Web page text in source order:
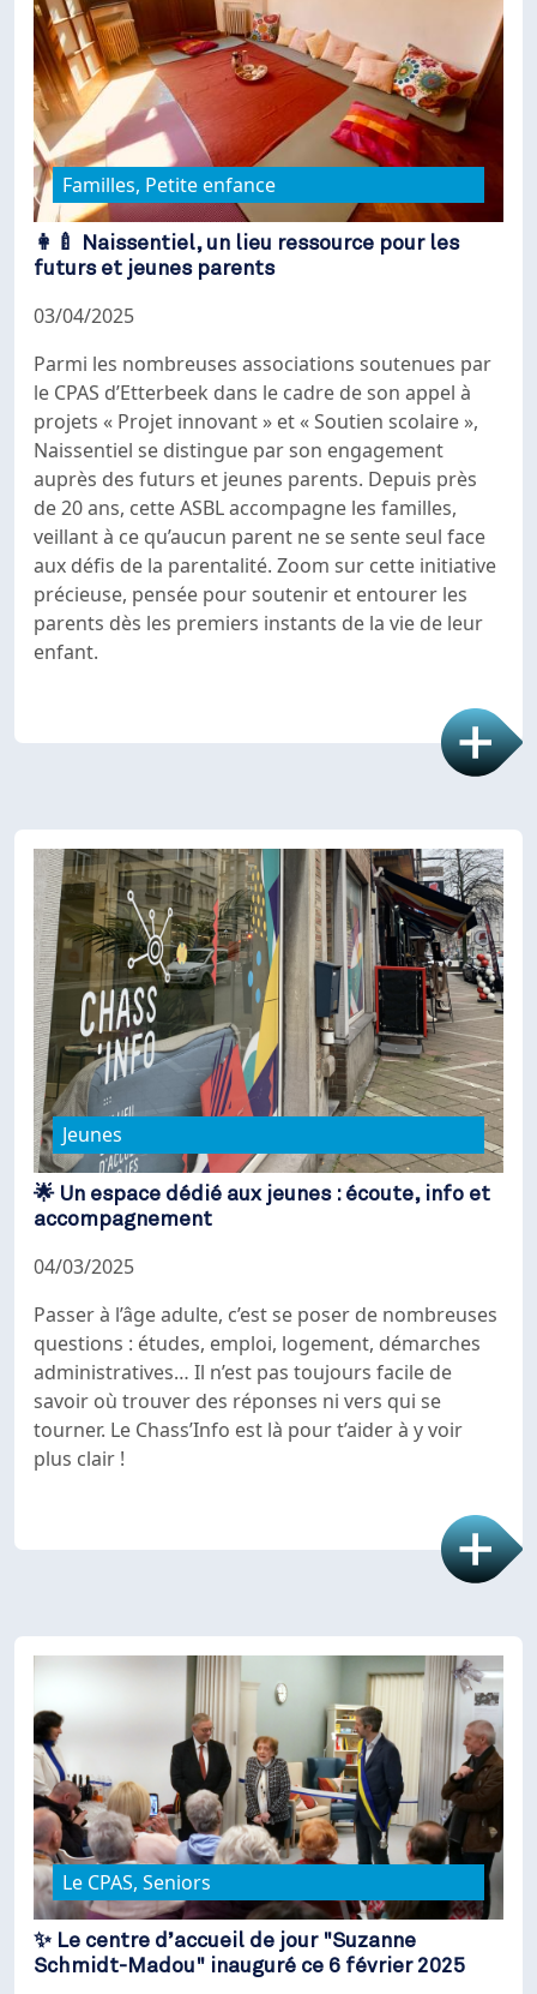
Familles, Petite enfance
👩‍🍼 Naissentiel, un lieu ressource pour les
futurs et jeunes parents
03/04/2025
Parmi les nombreuses associations soutenues par
le CPAS d’Etterbeek dans le cadre de son appel à
projets « Projet innovant » et « Soutien scolaire »,
Naissentiel se distingue par son engagement
auprès des futurs et jeunes parents. Depuis près
de 20 ans, cette ASBL accompagne les familles,
veillant à ce qu’aucun parent ne se sente seul face
aux défis de la parentalité. Zoom sur cette initiative
précieuse, pensée pour soutenir et entourer les
parents dès les premiers instants de la vie de leur
enfant.
Jeunes
🌟 Un espace dédié aux jeunes : écoute, info et
accompagnement
04/03/2025
Passer à l’âge adulte, c’est se poser de nombreuses
questions : études, emploi, logement, démarches
administratives… Il n’est pas toujours facile de
savoir où trouver des réponses ni vers qui se
tourner. Le Chass’Info est là pour t’aider à y voir
plus clair !
Le CPAS, Seniors
✨ Le centre d’accueil de jour "Suzanne
Schmidt-Madou" inauguré ce 6 février 2025